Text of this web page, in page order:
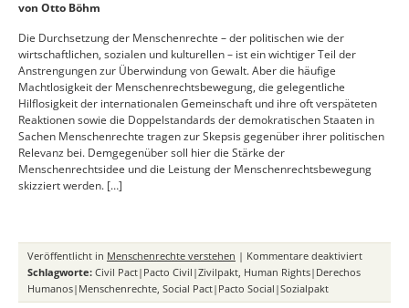
von Otto Böhm
Die Durchsetzung der Menschenrechte – der politischen wie der
wirtschaftlichen, sozialen und kulturellen – ist ein wichtiger Teil der
Anstrengungen zur Überwindung von Gewalt. Aber die häufige
Machtlosigkeit der Menschenrechtsbewegung, die gelegentliche
Hilflosigkeit der internationalen Gemeinschaft und ihre oft verspäteten
Reaktionen sowie die Doppelstandards der demokratischen Staaten in
Sachen Menschenrechte tragen zur Skepsis gegenüber ihrer politischen
Relevanz bei. Demgegenüber soll hier die Stärke der
Menschenrechtsidee und die Leistung der Menschenrechtsbewegung
skizziert werden. […]
Veröffentlicht in Menschenrechte verstehen | Kommentare deaktiviertfür
Welt
Schlagworte: Civil Pact|Pacto Civil|Zivilpakt, Human Rights|Derechos
Humanos|Menschenrechte, Social Pact|Pacto Social|Sozialpakt